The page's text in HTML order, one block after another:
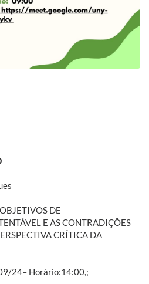
DE
E AS CONTRADIÇÕES
CRÍTICA DA
24– Horário:14:00,;